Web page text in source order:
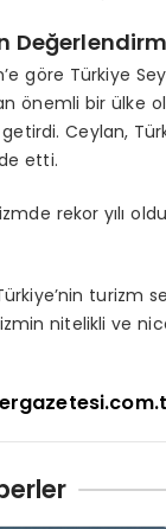
göre Türkiye
önemli bir ülke
getirdi. Ceylan,
etti.
rekor yılı
turizm
nitelikli ve